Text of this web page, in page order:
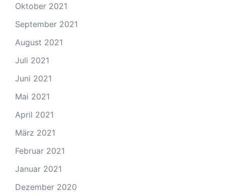
Oktober 2021
September 2021
August 2021
Juli 2021
Juni 2021
Mai 2021
April 2021
März 2021
Februar 2021
Januar 2021
Dezember 2020